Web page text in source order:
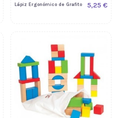
Lápiz Ergonómico de Grafito 5,25 €